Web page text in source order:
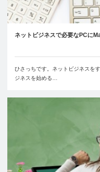
ネットビジネスで必要なPCに
ひさっちです。ネットビジネスを
ジネスを始める…